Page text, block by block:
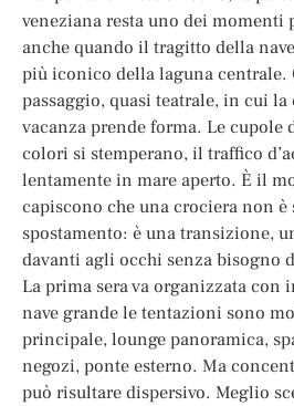
veneziana resta uno dei
anche quando il tragitto della
più iconico della laguna centrale.
passaggio, quasi teatrale, in cui
vacanza prende forma. Le cupole
colori si stemperano, il traffico
lentamente in mare aperto. È il
capiscono che una crociera non
spostamento: è una transizione,
davanti agli occhi senza bisogno
La prima sera va organizzata con
nave grande le tentazioni sono
principale, lounge panoramica,
negozi, ponte esterno. Ma
può risultare dispersivo. Meglio